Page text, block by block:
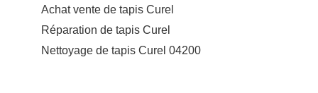
Achat vente de tapis Curel
Réparation de tapis Curel
Nettoyage de tapis Curel 04200